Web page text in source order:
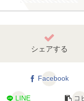
シェアする
Facebook
LINE コ